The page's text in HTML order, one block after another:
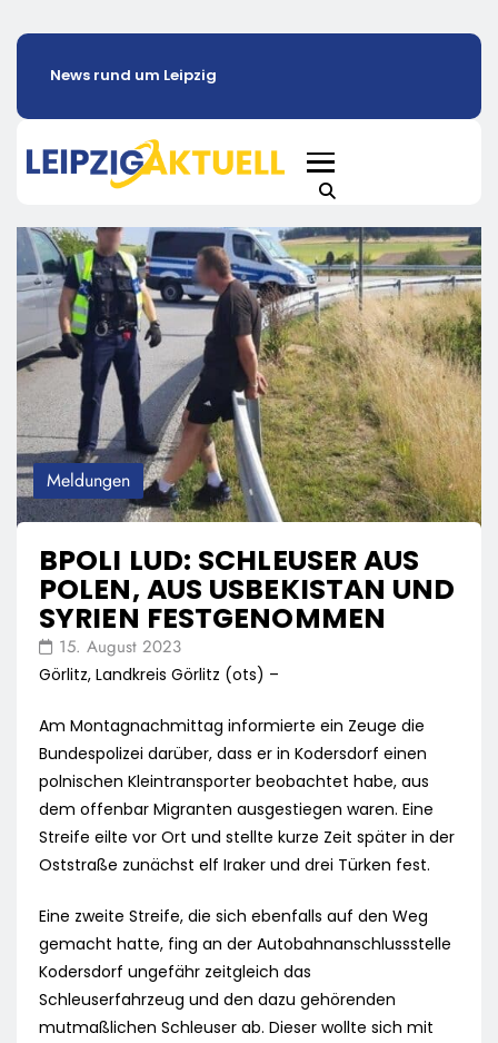
News rund um Leipzig
Meldungen
BPOLI LUD: SCHLEUSER AUS
POLEN, AUS USBEKISTAN UND
SYRIEN FESTGENOMMEN
15. August 2023
Görlitz, Landkreis Görlitz (ots) –
Am Montagnachmittag informierte ein Zeuge die
Bundespolizei darüber, dass er in Kodersdorf einen
polnischen Kleintransporter beobachtet habe, aus
dem offenbar Migranten ausgestiegen waren. Eine
Streife eilte vor Ort und stellte kurze Zeit später in der
Oststraße zunächst elf Iraker und drei Türken fest.
Eine zweite Streife, die sich ebenfalls auf den Weg
gemacht hatte, fing an der Autobahnanschlussstelle
Kodersdorf ungefähr zeitgleich das
Schleuserfahrzeug und den dazu gehörenden
mutmaßlichen Schleuser ab. Dieser wollte sich mit